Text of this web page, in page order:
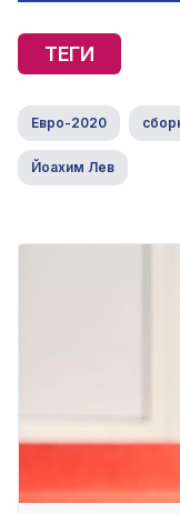
ТЕГИ
Евро-2020
Йоахим Лев